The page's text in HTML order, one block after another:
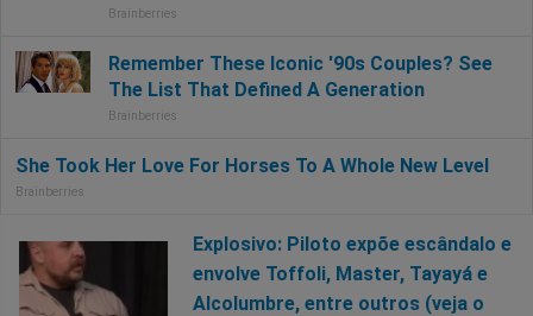
Explosivo: Piloto expõe escândalo e
envolve Toffoli, Master, Tayayá e
Alcolumbre, entre outros (veja o